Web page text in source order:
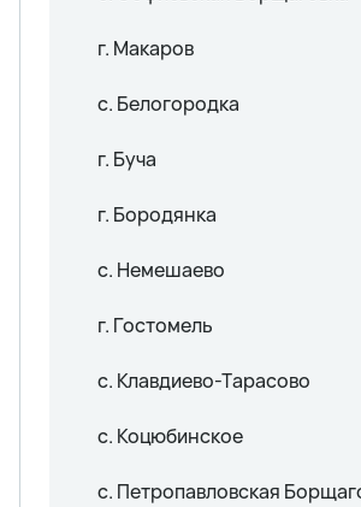
г. Макаров
с. Белогородка
г. Буча
г. Бородянка
с. Немешаево
г. Гостомель
с. Клавдиево-Тарасово
с. Коцюбинское
с. Петропавловская